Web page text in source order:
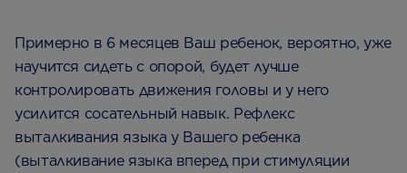
Примерно в 6 месяцев Ваш ребенок, вероятно, уже
научится сидеть с опорой, будет лучше
контролировать движения головы и у него
усилится сосательный навык. Рефлекс
выталкивания языка у Вашего ребенка
(выталкивание языка вперед при стимуляции